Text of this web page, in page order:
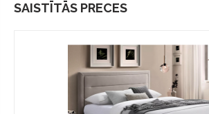
SAISTĪTĀS PRECES